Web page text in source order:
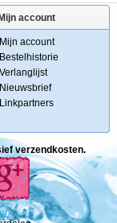
Mijn account
Mijn account
Bestelhistorie
Verlanglijst
Nieuwsbrief
Linkpartners
verzendkosten.